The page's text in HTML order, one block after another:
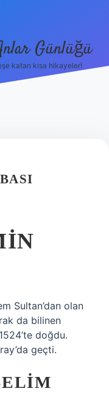
Günlüğü
katan kısa hikayeler!
Sultan’dan olan
da bilinen
doğdu.
geçti.